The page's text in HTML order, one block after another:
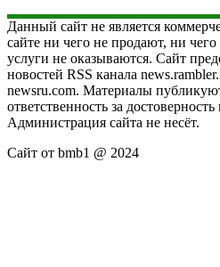
Данный сайт не является
сайте ни чего не продают, ни
услуги не оказываются. Сайт
новостей RSS канала
newsru.com. Материалы
ответственность за
Администрация сайта не несёт.
Сайт от bmb1 @ 2024